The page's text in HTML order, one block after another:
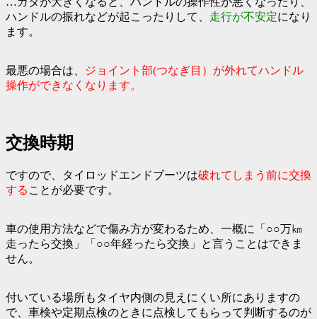
ハンドルの振れなどが起こったりして、 走行が不安定になり
ます。
最悪の場合は、
ジョイント部(つなぎ目）が外れてハンドル
操作ができなくなります。
交換時期
ですので、タイロッドエンドブーツは破れてしまう前に交換
する ことが必要です。
車の使用方法などで傷み方が変わるため、一概に「○○万㎞
走ったら交換」「○○年経ったら交換」と言うことはできま
せん。
付いている場所もタイヤ内側の見えにくい所にありますの
で、車検や定期点検のときに点検してもらって判断するのが